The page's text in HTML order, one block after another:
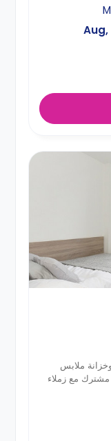
ملابس
مع زملاء